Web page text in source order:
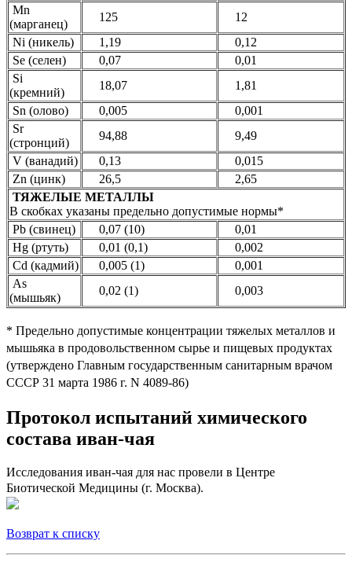
Mn
(марганец)
125
12
Ni (никель)
1,19
0,12
Se (селен)
0,07
0,01
Si
(кремний)
18,07
1,81
Sn (олово)
0,005
0,001
Sr
(стронций)
94,88
9,49
V (ванадий)
0,13
0,015
Zn (цинк)
26,5
2,65
ТЯЖЕЛЫЕ МЕТАЛЛЫ
В скобках указаны предельно допустимые нормы*
Pb (свинец)
0,07 (10)
0,01
Hg (ртуть)
0,01 (0,1)
0,002
Cd (кадмий)
0,005 (1)
0,001
As
(мышьяк)
0,02 (1) 0,003
* Предельно допустимые концентрации тяжелых металлов и
мышьяка в продовольственном сырье и пищевых продуктах
(утверждено Главным государственным санитарным врачом
СССР 31 марта 1986 г. N 4089-86)
Протокол испытаний химического
состава иван-чая
Исследования иван-чая для нас провели в Центре
Биотической Медицины (г. Москва).
Возврат к списку